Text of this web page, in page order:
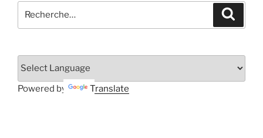
pour
Powered by Translate